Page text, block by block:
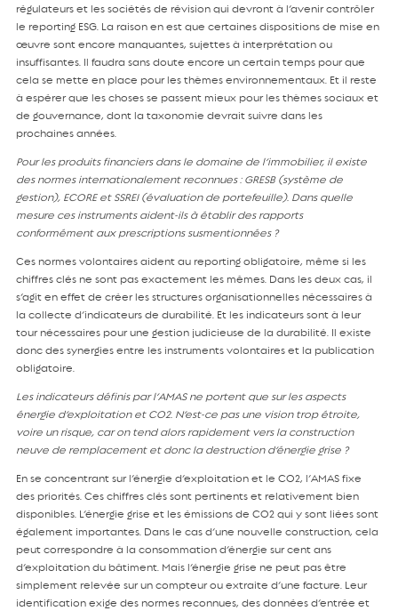
régulateurs et les sociétés de révision qui devront à l’avenir contrôler
le reporting ESG. La raison en est que certaines dispositions de mise en
œuvre sont encore manquantes, sujettes à interprétation ou
insuffisantes. Il faudra sans doute encore un certain temps pour que
cela se mette en place pour les thèmes environnementaux. Et il reste
à espérer que les choses se passent mieux pour les thèmes sociaux et
de gouvernance, dont la taxonomie devrait suivre dans les
prochaines années.
Pour les produits financiers dans le domaine de l’immobilier, il existe
des normes internationalement reconnues : GRESB (système de
gestion), ECORE et SSREI (évaluation de portefeuille). Dans quelle
mesure ces instruments aident-ils à établir des rapports
conformément aux prescriptions susmentionnées ?
Ces normes volontaires aident au reporting obligatoire, même si les
chiffres clés ne sont pas exactement les mêmes. Dans les deux cas, il
s’agit en effet de créer les structures organisationnelles nécessaires à
la collecte d’indicateurs de durabilité. Et les indicateurs sont à leur
tour nécessaires pour une gestion judicieuse de la durabilité. Il existe
donc des synergies entre les instruments volontaires et la publication
obligatoire.
Les indicateurs définis par l’AMAS ne portent que sur les aspects
énergie d’exploitation et CO2. N’est-ce pas une vision trop étroite,
voire un risque, car on tend alors rapidement vers la construction
neuve de remplacement et donc la destruction d’énergie grise ?
En se concentrant sur l’énergie d’exploitation et le CO2, l’AMAS fixe
des priorités. Ces chiffres clés sont pertinents et relativement bien
disponibles. L’énergie grise et les émissions de CO2 qui y sont liées sont
également importantes. Dans le cas d’une nouvelle construction, cela
peut correspondre à la consommation d’énergie sur cent ans
d’exploitation du bâtiment. Mais l’énergie grise ne peut pas être
simplement relevée sur un compteur ou extraite d’une facture. Leur
identification exige des normes reconnues, des données d’entrée et